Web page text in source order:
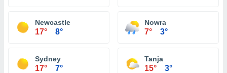
Newcastle
17° 8°
Nowra
7° 3°
Sydney
17° 7°
Tanja
15° 3°